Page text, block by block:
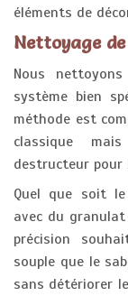
éléments de
Nettoyage
Nous
système bien
méthode est
classique
destructeur pour
Quel que soit
avec du
précision
souple que le
sans détériorer